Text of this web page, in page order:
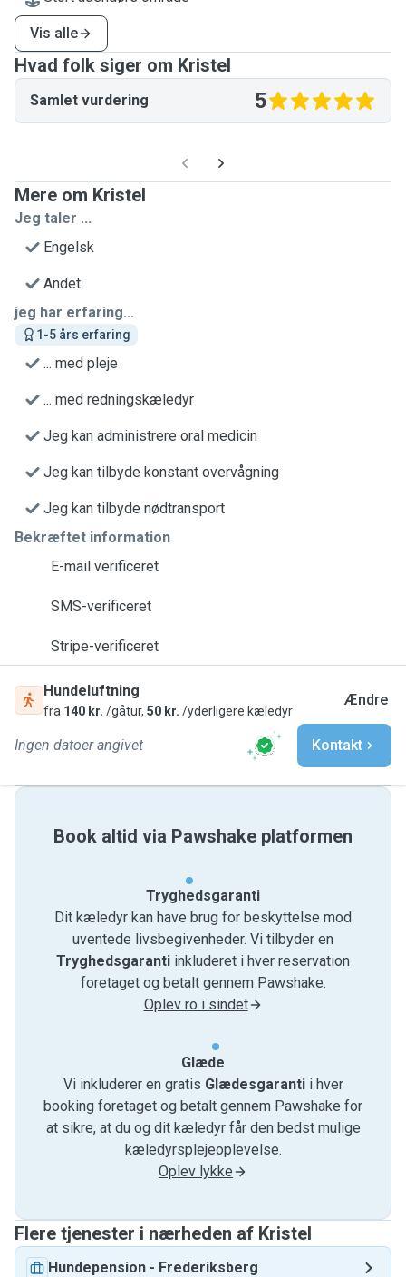
Vis alle
Hvad folk siger om Kristel
Samlet vurdering 5
Mere om Kristel
Jeg taler ...
Engelsk
Andet
jeg har erfaring...
1-5 års erfaring
... med pleje
... med redningskæledyr
Jeg kan administrere oral medicin
Jeg kan tilbyde konstant overvågning
Jeg kan tilbyde nødtransport
Bekræftet information
E-mail verificeret
SMS-verificeret
Stripe-verificeret
Hundeluftning
fra 140 kr. /gåtur, 50 kr. /yderligere kæledyr
Ændre
Ingen datoer angivet Kontakt
Book altid via Pawshake platformen
Tryghedsgaranti
Dit kæledyr kan have brug for beskyttelse mod
uventede livsbegivenheder. Vi tilbyder en
Tryghedsgaranti inkluderet i hver reservation
foretaget og betalt gennem Pawshake.
Oplev ro i sindet
Glæde
Vi inkluderer en gratis Glædesgarantii hver
booking foretaget og betalt gennem Pawshake for
at sikre, at du og dit kæledyr får den bedst mulige
kæledyrsplejeoplevelse.
Oplev lykke
Flere tjenester i nærheden af ​​Kristel
Hundepension - Frederiksberg